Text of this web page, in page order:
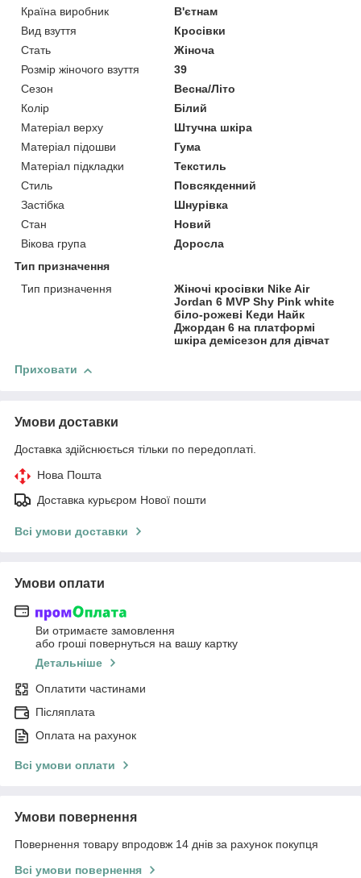
Країна виробник
В'єтнам
Вид взуття
Кросівки
Стать
Жіноча
Розмір жіночого взуття
39
Сезон
Весна/Літо
Колір
Білий
Матеріал верху
Штучна шкіра
Матеріал підошви
Гума
Матеріал підкладки
Текстиль
Стиль
Повсякденний
Застібка
Шнурівка
Стан
Новий
Вікова група
Доросла
Тип призначення
Тип призначення
Жіночі кросівки Nike Air
Jordan 6 MVP Shy Pink white
біло-рожеві Кеди Найк
Джордан 6 на платформі
шкіра демісезон для дівчат
Приховати
Умови доставки
Доставка здійснюється тільки по передоплаті.
Нова Пошта
Доставка курьєром Нової пошти
Всі умови доставки
Умови оплати
Ви отримаєте замовлення
або гроші повернуться на вашу картку
Детальніше
Оплатити частинами
Післяплата
Оплата на рахунок
Всі умови оплати
Умови повернення
Повернення товару впродовж 14 днів за рахунок покупця
Всі умови повернення